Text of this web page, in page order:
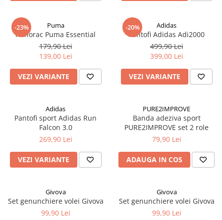
-23% Puma
Hanorac Puma Essential
179,90 Lei
139,00 Lei
VEZI VARIANTE
-20% Adidas
Pantofi Adidas Adi2000
499,90 Lei
399,00 Lei
VEZI VARIANTE
Adidas
Pantofi sport Adidas Run
Falcon 3.0
269,90 Lei
VEZI VARIANTE
PURE2IMPROVE
Banda adeziva sport
PURE2IMPROVE set 2 role
79,90 Lei
ADAUGA IN COS
Givova
Set genunchiere volei Givova
99,90 Lei
Givova
Set genunchiere volei Givova
99,90 Lei